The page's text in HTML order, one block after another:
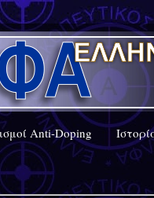
Anti-Doping